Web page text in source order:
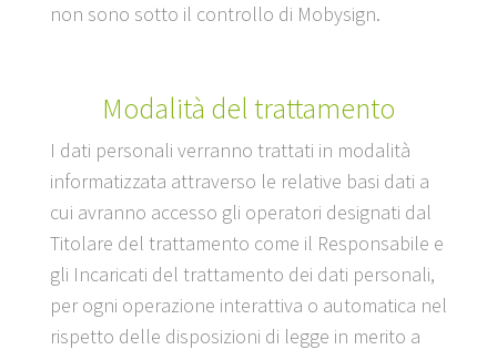
non sono sotto il controllo di Mobysign.
Modalità del trattamento
I dati personali verranno trattati in modalità
informatizzata attraverso le relative basi dati a
cui avranno accesso gli operatori designati dal
Titolare del trattamento come il Responsabile e
gli Incaricati del trattamento dei dati personali,
per ogni operazione interattiva o automatica nel
rispetto delle disposizioni di legge in merito a